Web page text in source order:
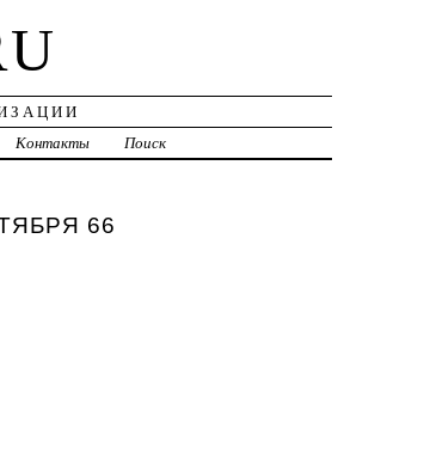
Контакты Поиск
66